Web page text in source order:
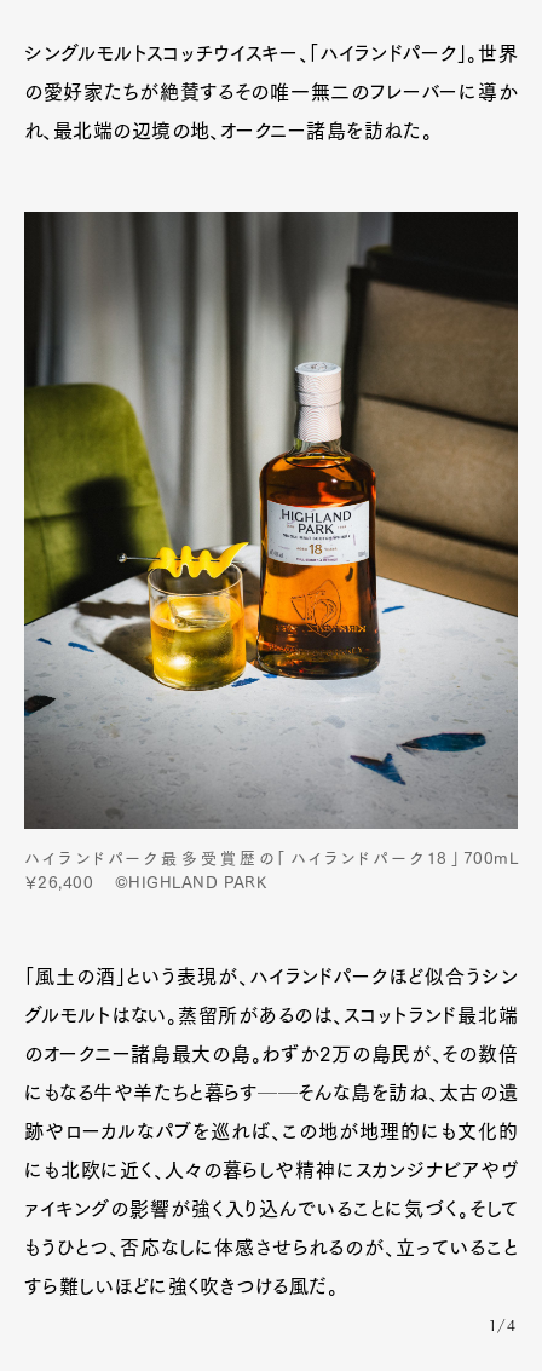
シングルモルトスコッチウイスキー、「ハイランドパーク」。世界
の愛好家たちが絶賛するその唯一無二のフレーバーに導か
れ、最北端の辺境の地、オークニー諸島を訪ねた。
ハイランドパーク最多受賞歴の「ハイランドパーク18」700mL
￥26,400 ©HIGHLAND PARK
「風土の酒」という表現が、ハイランドパークほど似合うシン
グルモルトはない。蒸留所があるのは、スコットランド最北端
のオークニー諸島最大の島。わずか2万の島民が、その数倍
にもなる牛や羊たちと暮らす──そんな島を訪ね、太古の遺
跡やローカルなパブを巡れば、この地が地理的にも文化的
にも北欧に近く、人々の暮らしや精神にスカンジナビアやヴ
ァイキングの影響が強く入り込んでいることに気づく。そして
もうひとつ、否応なしに体感させられるのが、立っていること
すら難しいほどに強く吹きつける風だ。
1/4